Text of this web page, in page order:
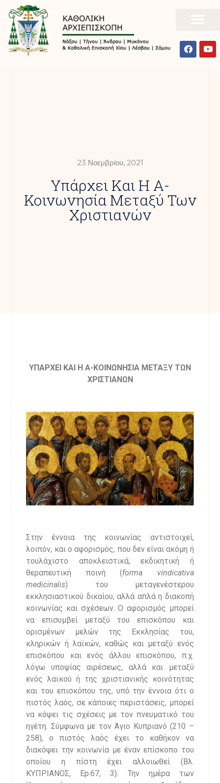
23 Νοεμβρίου, 2021
Υπάρχει Και Η Α-
Κοινωνησία Μεταξύ Των
Χριστιανών
ΥΠΑΡΧΕΙ ΚΑΙ Η Α-ΚΟΙΝΩΝΗΣΙΑ ΜΕΤΑΞΥ ΤΩΝ
ΧΡΙΣΤΙΑΝΩΝ
Στην έννοια της κοινωνίας αντιστοιχεί,
λοιπόν, και ο αφορισμός, που δεν είναι ακόμη ή
τουλάχιστο αποκλειστικά, εκδικητική ή
θεραπευτική ποινή (forma
vindicativa
medicinalis) του μεταγενέστερου
εκκλησιαστικού δικαίου, αλλά απλά η διακοπή
κοινωνίας και σχέσεων. Ο αφορισμός μπορεί
να επισυμβεί μεταξύ του επισκόπου και
ορισμένων μελών της Εκκλησίας του,
κληρικών ή λαϊκών, καθώς και μεταξύ ενός
επισκόπου και ενός άλλου επισκόπου, π.χ.
λόγω υποψίας αιρέσεως, αλλά και μεταξύ
ενός λαϊκού ή της χριστιανικής κοινότητας
και του επισκόπου της, υπό την έννοια ότι ο
πιστός λαός, σε κάποιες περιστάσεις, μπορεί
να κόψει τις σχέσεις με τον πνευματικό του
ηγέτη. Σύμφωνα με τον Άγιο Κυπριανό (210 –
258), ο πιστός λαός έχει το καθήκον να
διακόψει την κοινωνία με έναν επίσκοπο του
οποίου η πίστη έχει αλλοιωθεί (Βλ.
ΚΥΠΡΙΑΝΟΣ, Ep.67, 3). Την ημέρα των